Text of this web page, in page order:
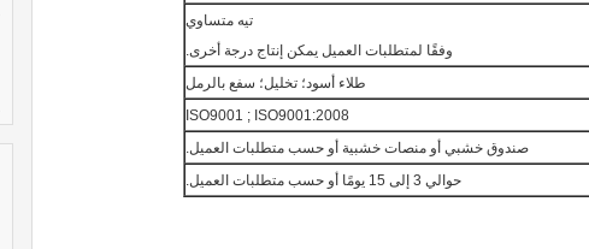
تيه متساوي
وفقًا لمتطلبات العميل يمكن إنتاج درجة أخرى.
طلاء أسود؛ تخليل؛ سفع بالرمل
ISO9001 ; ISO9001:2008
صندوق خشبي أو منصات خشبية أو حسب متطلبات العميل.
حوالي 3 إلى 15 يومًا أو حسب متطلبات العميل.